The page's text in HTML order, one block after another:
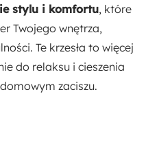
stylu i komfortu, które
Twojego wnętrza,
Te krzesła to więcej
do relaksu i cieszenia
zaciszu.